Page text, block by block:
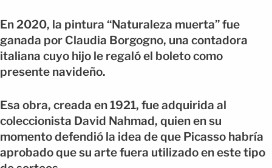
En 2020, la pintura “Naturaleza muerta” fue
ganada por Claudia Borgogno, una contadora
italiana cuyo hijo le regaló el boleto como
presente navideño.
Esa obra, creada en 1921, fue adquirida al
coleccionista David Nahmad, quien en su
momento defendió la idea de que Picasso habría
aprobado que su arte fuera utilizado en este tipo